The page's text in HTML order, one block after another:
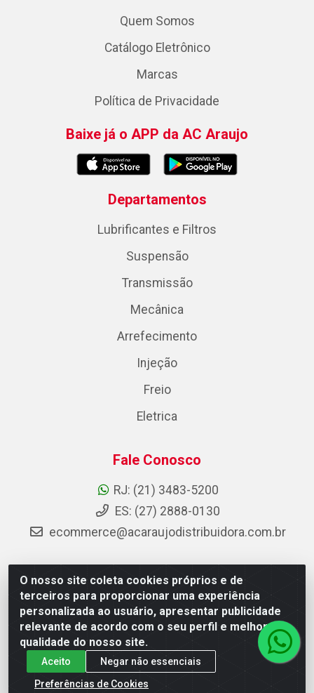
O nosso site coleta cookies próprios e de
terceiros para proporcionar uma experiência
personalizada ao usuário, apresentar publicidade
relevante de acordo com o seu perfil e melhorar a
qualidade do nosso site.
Aceito
Negar não essenciais
Preferências de Cookies
Quem Somos
Catálogo Eletrônico
Marcas
Política de Privacidade
Baixe já o APP da AC Araujo
Departamentos
Lubrificantes e Filtros
Suspensão
Transmissão
Mecânica
Arrefecimento
Injeção
Freio
Eletrica
Fale Conosco
RJ: (21) 3483-5200
ES: (27) 2888-0130
ecommerce@acaraujodistribuidora.com.br
AC Araujo Distribuidora - Rua Carneiro de Campos, 42 -
São Cristóvão, Rio de Janeiro/RJ - CEP 20.920-410 -
CNPJ 08.744.753/0003-85